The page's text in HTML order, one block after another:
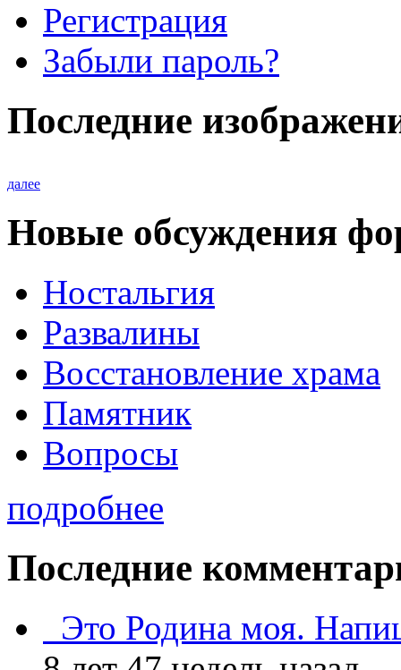
Регистрация
Забыли пароль?
Последние
далее
Новые обсуждения
Ностальгия
Развалины
Восстановление храма
Памятник
Вопросы
подробнее
Последние
Это Родина моя.